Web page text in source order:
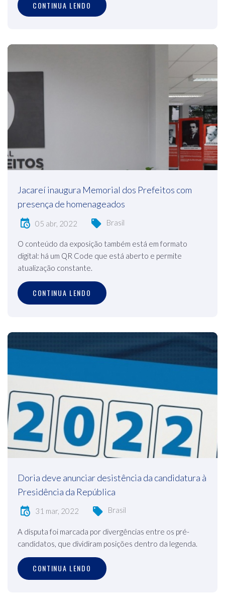
CONTINUA LENDO
Jacareí inaugura Memorial dos Prefeitos com
presença de homenageados
05 abr, 2022 Brasil
O conteúdo da exposição também está em formato
digital: há um QR Code que está aberto e permite
atualização constante.
CONTINUA LENDO
Doria deve anunciar desistência da candidatura à
Presidência da República
31 mar, 2022 Brasil
A disputa foi marcada por divergências entre os pré-
candidatos, que dividiram posições dentro da legenda.
CONTINUA LENDO